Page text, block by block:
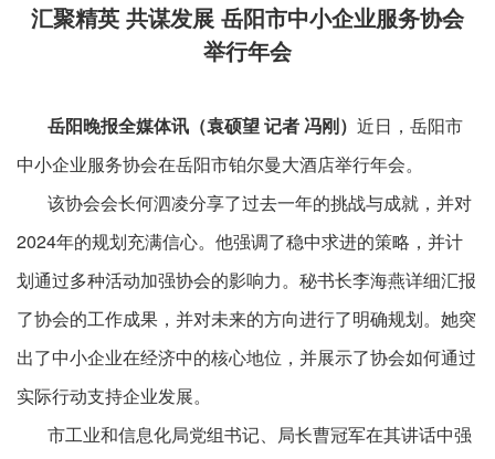
汇聚精英 共谋发展 岳阳市中小企业服务协会
举行年会
岳阳晚报全媒体讯（袁硕望 记者 冯刚） 近日，岳阳市
中小企业服务协会在岳阳市铂尔曼大酒店举行年会。
该协会会长何泗凌分享了过去一年的挑战与成就，并对
2024年的规划充满信心。他强调了稳中求进的策略，并计
划通过多种活动加强协会的影响力。秘书长李海燕详细汇报
了协会的工作成果，并对未来的方向进行了明确规划。她突
出了中小企业在经济中的核心地位，并展示了协会如何通过
实际行动支持企业发展。
市工业和信息化局党组书记、局长曹冠军在其讲话中强